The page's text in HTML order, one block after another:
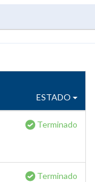
ESTADO
Terminado
Terminado